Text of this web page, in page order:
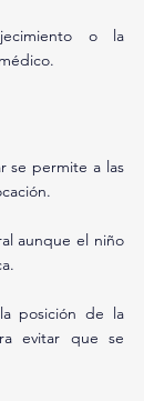
o la
se permite a las
aunque el niño
posición de la
evitar que se